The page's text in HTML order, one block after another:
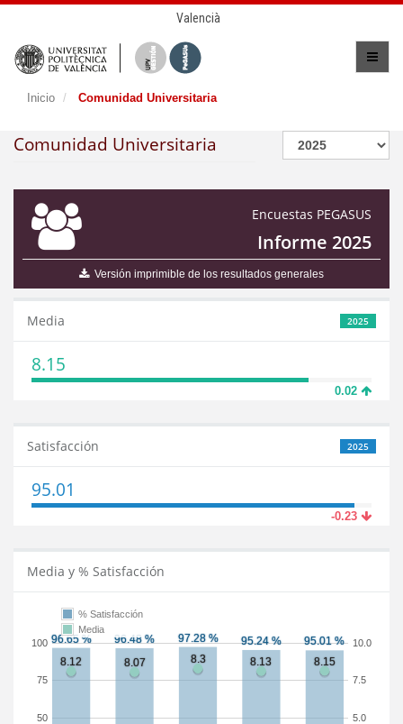
Valencià
Inicio Comunidad Universitaria
Comunidad Universitaria
Encuestas PEGASUS
Informe 2025
Versión imprimible de los resultados generales
2025
Media
8.15
0.02
2025
Satisfacción
95.01
-0.23
Media y % Satisfacción
50
75
100
5.0
7.5
10.0
% Satisfacción
Media